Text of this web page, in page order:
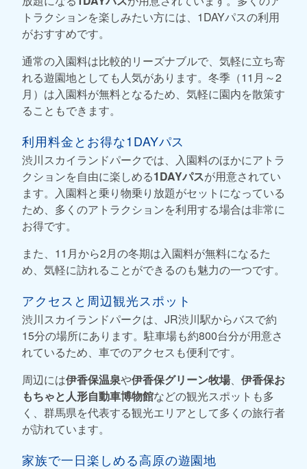
トラクションを楽しみたい方には、1DAYパスの利用
がおすすめです。
通常の入園料は比較的リーズナブルで、気軽に立ち寄
れる遊園地としても人気があります。冬季（11月～2
月）は入園料が無料となるため、気軽に園内を散策す
ることもできます。
利用料金とお得な1DAYパス
渋川スカイランドパークでは、入園料のほかにアトラ
クションを自由に楽しめる1DAYパスが用意されてい
ます。入園料と乗り物乗り放題がセットになっている
ため、多くのアトラクションを利用する場合は非常に
お得です。
また、11月から2月の冬期は入園料が無料になるた
め、気軽に訪れることができるのも魅力の一つです。
アクセスと周辺観光スポット
渋川スカイランドパークは、JR渋川駅からバスで約
15分の場所にあります。駐車場も約800台分が用意さ
れているため、車でのアクセスも便利です。
周辺には伊香保温泉や伊香保グリーン牧場、 伊香保お
もちゃと人形自動車博物館などの観光スポットも多
く、群馬県を代表する観光エリアとして多くの旅行者
が訪れています。
家族で一日楽しめる高原の遊園地